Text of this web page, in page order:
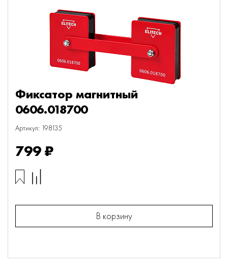
Фиксатор магнитный
0606.018700
Артикул: 198135
799 ₽
В корзину